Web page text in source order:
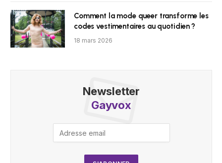
Comment la mode queer transforme les
codes vestimentaires au quotidien ?
18 mars 2026
Newsletter
Gayvox